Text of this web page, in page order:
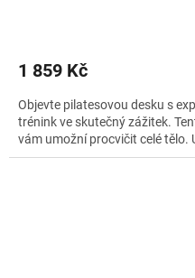
1 859 Kč
Objevte pilatesovou desku s
trénink ve skutečný zážitek.
vám umožní procvičit celé tělo.